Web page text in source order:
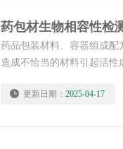
药包材生物相容性检
药品包装材料、容器组成配
造成不恰当的材料引起活性
CMA/CNAS检测报告
更新日期： 2025-04-17